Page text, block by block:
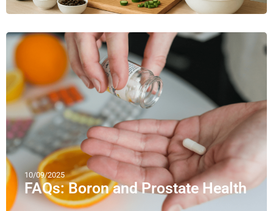
10/09/2025
FAQs: Boron and Prostate Health